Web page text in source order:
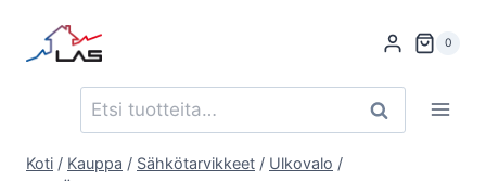
sisältöön
0
Etsi: Haku
Koti / Kauppa / Sähkötarvikkeet / Ulkovalo /